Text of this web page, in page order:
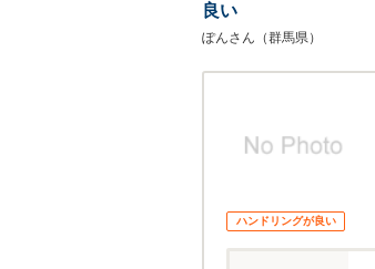
良い
ぽんさん（群馬県）
ハンドリングが良い